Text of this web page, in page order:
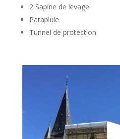
2 Sapine de levage
Parapluie
Tunnel de protection